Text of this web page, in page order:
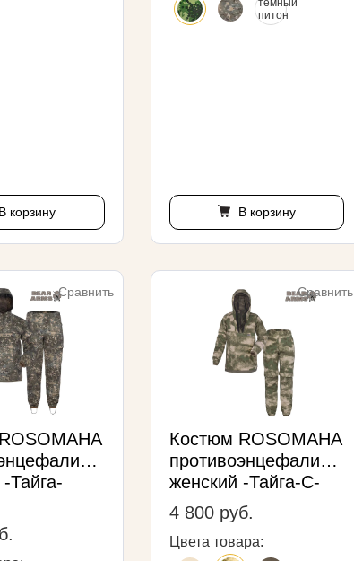
В корзину В корзину
Сравнить
Тайга-
Сравнить
Костюм ROSOMAHA
противоэнцефалитный
женский -Тайга-С-
4 800 руб.
Цвета товара: